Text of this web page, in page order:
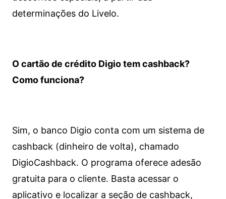
determinações do Livelo.
O cartão de crédito Digio tem cashback?
Como funciona?
Sim, o banco Digio conta com um sistema de
cashback (dinheiro de volta), chamado
DigioCashback. O programa oferece adesão
gratuita para o cliente. Basta acessar o
aplicativo e localizar a seção de cashback,